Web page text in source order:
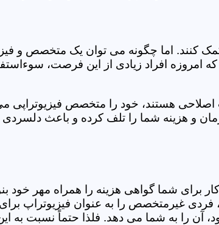
کنند. اما چگونه می توان یک متخصص و
امروزه افراد زیادی از این فرصت،
اصلاحی هستند، خود را متخصص فیزیوتراپی
و هزینه شما را تلف کرده و باعث دلسردی
برای شما گواهی هزینه را همراه مهر خود
غیرمتخصص را به عنوان فیزیوتراپ برای
آن را به شما می دهد. فلذا حتماً نسبت به این